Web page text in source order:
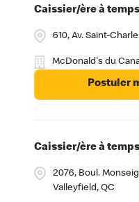
Caissier/ère à
610, Av. Saint-
McDonald's du
Postuler
Caissier/ère à
2076, Boul.
Valleyfield, QC